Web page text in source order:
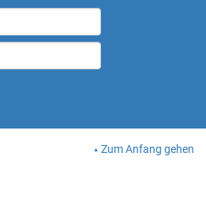
Zum Anfang gehen